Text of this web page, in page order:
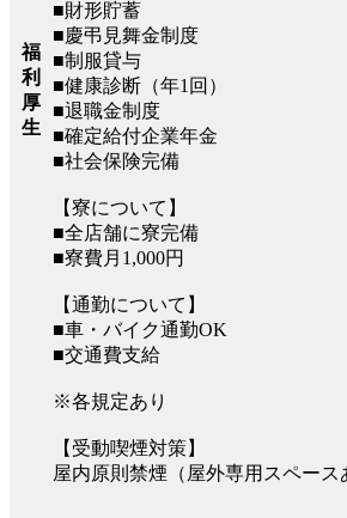
福
利
厚
生
■財形貯蓄
■慶弔見舞金制度
■制服貸与
■健康診断（年1回）
■退職金制度
■確定給付企業年金
■社会保険完備
【寮について】
■全店舗に寮完備
■寮費月1,000円
【通勤について】
■車・バイク通勤OK
■交通費支給
※各規定あり
【受動喫煙対策】
屋内原則禁煙（屋外専用スペース